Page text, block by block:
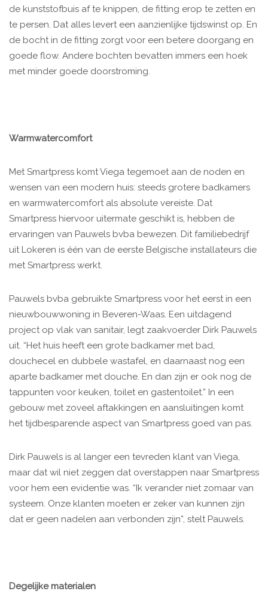
de kunststofbuis af te knippen, de fitting erop te zetten en
te persen. Dat alles levert een aanzienlijke tijdswinst op. En
de bocht in de fitting zorgt voor een betere doorgang en
goede flow. Andere bochten bevatten immers een hoek
met minder goede doorstroming.
Warmwatercomfort
Met Smartpress komt Viega tegemoet aan de noden en
wensen van een modern huis: steeds grotere badkamers
en warmwatercomfort als absolute vereiste. Dat
Smartpress hiervoor uitermate geschikt is, hebben de
ervaringen van Pauwels bvba bewezen. Dit familiebedrijf
uit Lokeren is één van de eerste Belgische installateurs die
met Smartpress werkt.
Pauwels bvba gebruikte Smartpress voor het eerst in een
nieuwbouwwoning in Beveren-Waas. Een uitdagend
project op vlak van sanitair, legt zaakvoerder Dirk Pauwels
uit. “Het huis heeft een grote badkamer met bad,
douchecel en dubbele wastafel, en daarnaast nog een
aparte badkamer met douche. En dan zijn er ook nog de
tappunten voor keuken, toilet en gastentoilet.” In een
gebouw met zoveel aftakkingen en aansluitingen komt
het tijdbesparende aspect van Smartpress goed van pas.
Dirk Pauwels is al langer een tevreden klant van Viega,
maar dat wil niet zeggen dat overstappen naar Smartpress
voor hem een evidentie was. “Ik verander niet zomaar van
systeem. Onze klanten moeten er zeker van kunnen zijn
dat er geen nadelen aan verbonden zijn”, stelt Pauwels.
Degelijke materialen